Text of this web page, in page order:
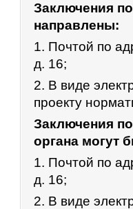
Заключения
направлены:
1. Почтой по
д. 16;
2. В виде
проекту
Заключения
органа могут
1. Почтой по
д. 16;
2. В виде